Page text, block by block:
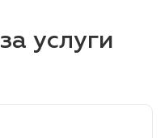
услуги